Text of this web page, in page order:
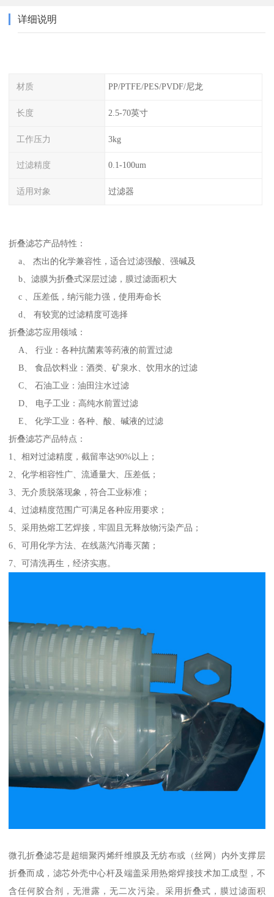
详细说明
材质 PP/PTFE/PES/PVDF/尼龙
长度 2.5-70英寸
工作压力 3kg
过滤精度 0.1-100um
适用对象 过滤器
折叠滤芯产品特性：
a、 杰出的化学兼容性，适合过滤强酸、强碱及
b、滤膜为折叠式深层过滤，膜过滤面积大
c 、压差低，纳污能力强，使用寿命长
d、 有较宽的过滤精度可选择
折叠滤芯应用领域：
A、 行业：各种抗菌素等药液的前置过滤
B、 食品饮料业：酒类、矿泉水、饮用水的过滤
C、 石油工业：油田注水过滤
D、 电子工业：高纯水前置过滤
E、 化学工业：各种、酸、碱液的过滤
折叠滤芯产品特点：
1、相对过滤精度，截留率达90%以上；
2、化学相容性广、流通量大、压差低；
3、无介质脱落现象，符合工业标准；
4、过滤精度范围广可满足各种应用要求；
5、采用热熔工艺焊接，牢固且无释放物污染产品；
6、可用化学方法、在线蒸汽消毒灭菌；
7、可清洗再生，经济实惠。
微孔折叠滤芯是超细聚丙烯纤维膜及无纺布或（丝网）内外支撑层
折叠而成，滤芯外壳中心杆及端盖采用热熔焊接技术加工成型，不
含任何胶合剂，无泄露，无二次污染。采用折叠式，膜过滤面积